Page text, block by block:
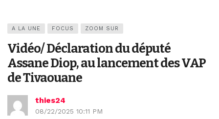
A LA UNE FOCUS ZOOM SUR
Vidéo/ Déclaration du député
Assane Diop, au lancement des VAP
de Tivaouane
thies24
08/22/2025 10:11 PM